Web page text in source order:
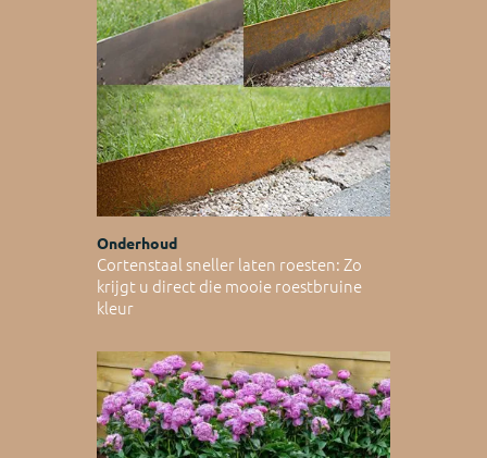
Onderhoud
Cortenstaal sneller laten roesten: Zo
krijgt u direct die mooie roestbruine
kleur